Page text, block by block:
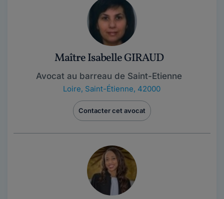
Maître Isabelle GIRAUD
Avocat au barreau de Saint-Etienne
Loire, Saint-Étienne, 42000
Contacter cet avocat